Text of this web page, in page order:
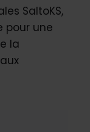
SaltoKS,
pour une
la